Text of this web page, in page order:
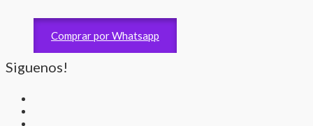
Arreglos de Bases2,100RD$
Comprar por Whatsapp
Siguenos!